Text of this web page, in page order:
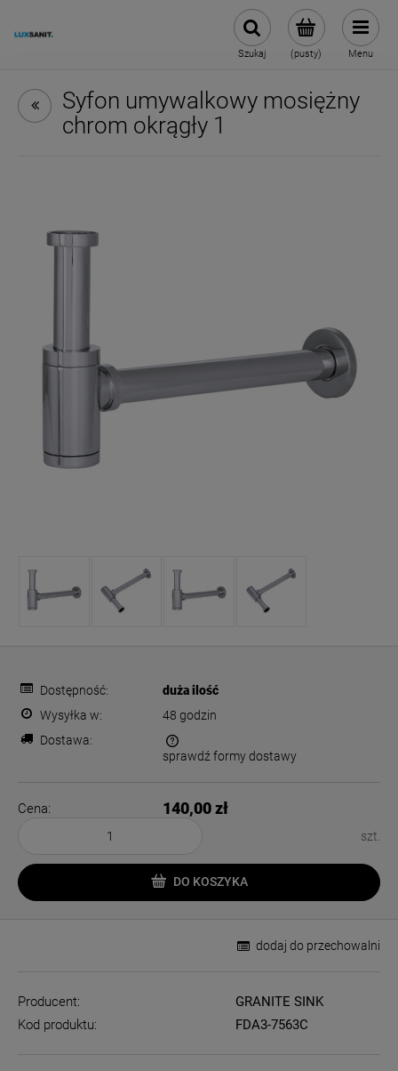
(pusty)
Szukaj Menu
Syfon umywalkowy mosiężny
chrom okrągły 1
Dostępność:
duża ilość
Wysyłka w:
48 godzin
Dostawa:
Cena nie zawiera ewentualnych kosztów płatności
sprawdź formy dostawy
Cena: 140,00 zł
szt.
DO KOSZYKA
dodaj do przechowalni
Producent:
GRANITE SINK
Kod produktu:
FDA3-7563C